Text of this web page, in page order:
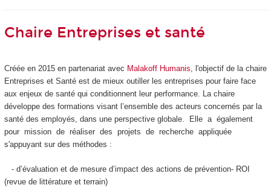
Chaire Entreprises et santé
Créée en 2015 en partenariat avec Malakoff Humanis, l'objectif de la chaire
Entreprises et Santé est de mieux outiller les entreprises pour faire face
aux enjeux de santé qui conditionnent leur performance. La chaire
développe des formations visant l’ensemble des acteurs concernés par la
santé des employés, dans une perspective globale. Elle a également
pour mission de réaliser des projets de recherche appliquée
s'appuyant sur des méthodes :
- d’évaluation et de mesure d’impact des actions de prévention- ROI
(revue de littérature et terrain)